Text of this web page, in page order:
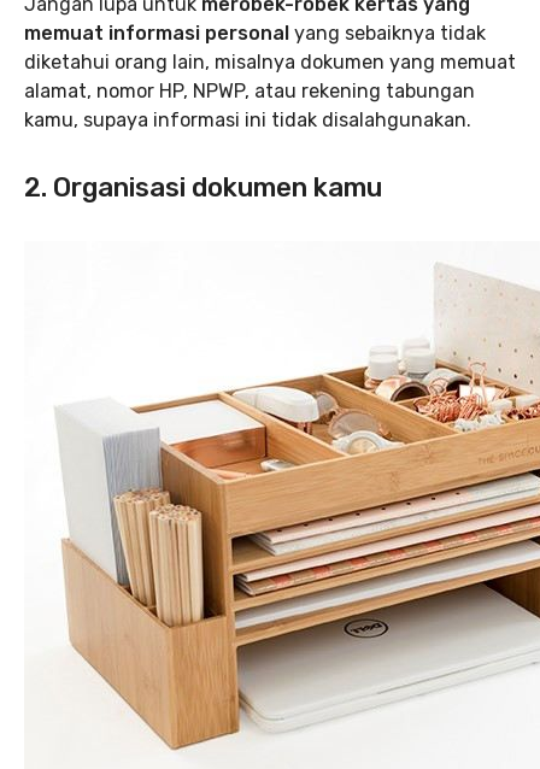
memuat informasi personal yang sebaiknya tidak
diketahui orang lain, misalnya dokumen yang memuat
alamat, nomor HP, NPWP, atau rekening tabungan
kamu, supaya informasi ini tidak disalahgunakan.
2. Organisasi dokumen kamu